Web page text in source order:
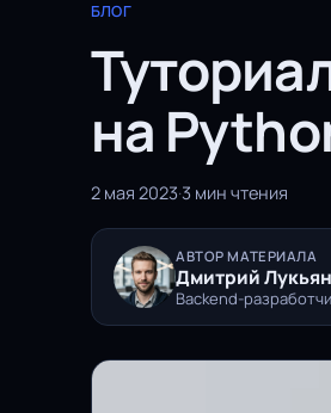
БЛОГ
на
2 мая 2023·3 мин чтения
АВТОР МАТЕРИАЛА
Дмитрий
Backend-